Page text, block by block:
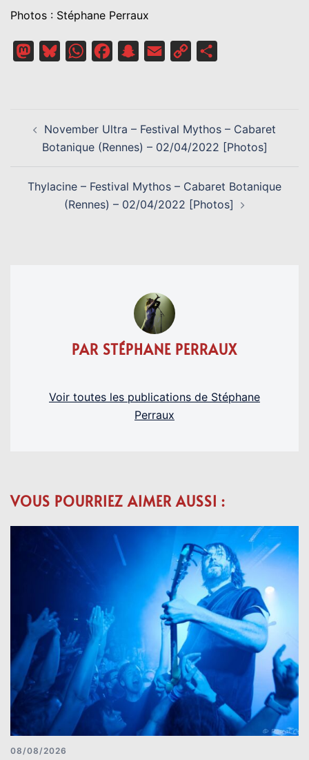
Photos : Stéphane Perraux
MastodonBlueskyWhatsAppFacebookSnapchat
Email
Copy
D’ARTICLE
November Ultra – Festival Mythos – Cabaret
Botanique (Rennes) – 02/04/2022 [Photos]
Thylacine – Festival Mythos – Cabaret Botanique
(Rennes) – 02/04/2022 [Photos]
PAR STÉPHANE PERRAUX
Voir toutes les publications de Stéphane
Perraux
VOUS POURRIEZ AIMER AUSSI :
08/08/2026